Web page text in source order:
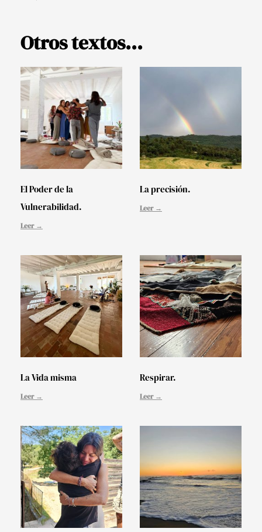
Otros textos...
El Poder de la
Vulnerabilidad.
Leer →
La precisión.
Leer →
La Vida misma
Leer →
Respirar.
Leer →